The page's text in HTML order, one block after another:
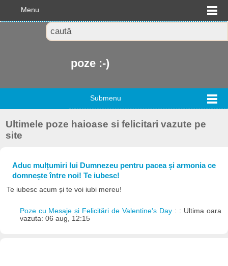
Menu
poze :-)
Submenu
Ultimele poze haioase si felicitari vazute pe
site
Aduc mulțumiri lui Dumnezeu pentru pacea și armonia ce
domnește între noi! Te iubesc!
Te iubesc acum și te voi iubi mereu!
Poze cu Mesaje și Felicitări de Valentine's Day : : Ultima oara
vazuta: 06 aug, 12:15